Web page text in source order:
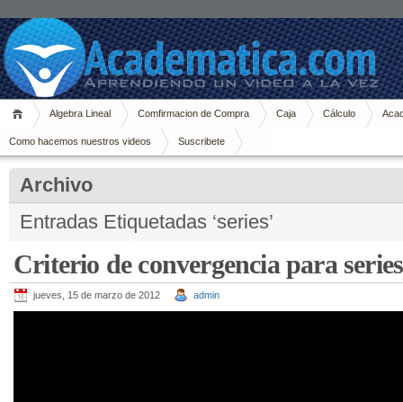
Algebra Lineal Comfirmacion de Compra Caja Cálculo
Como hacemos nuestros videos Suscribete
Archivo
Entradas Etiquetadas ‘series’
Criterio de convergencia para
jueves, 15 de marzo de 2012 admin